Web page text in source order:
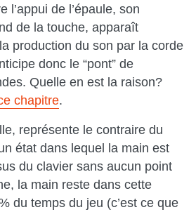
l’appui de l’épaule, son
de la touche, apparaît
production du son par la corde
donc le “pont” de
Quelle en est la raison?
chapitre.
représente le contraire du
état dans lequel la main est
du clavier sans aucun point
la main reste dans cette
du temps du jeu (c’est ce que